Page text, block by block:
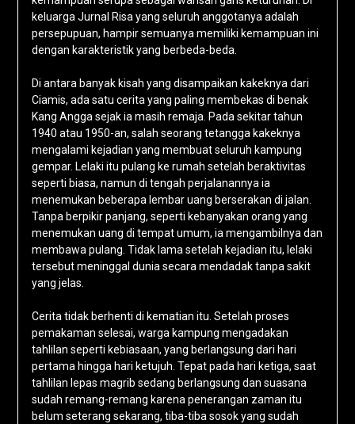
keluarga Jurnal Risa yang seluruh anggotanya adalah
persepupuan, hampir semuanya memiliki kemampuan ini
dengan karakteristik yang berbeda-beda.
Di antara banyak kisah yang disampaikan kakeknya dari
Ciamis, ada satu cerita yang paling membekas di benak
Kang Angga sejak ia masih remaja. Pada sekitar tahun
1940 atau 1950-an, salah seorang tetangga kakeknya
mengalami kejadian yang membuat seluruh kampung
gempar. Lelaki itu pulang ke rumah setelah beraktivitas
seperti biasa, namun di tengah perjalanannya ia
menemukan beberapa lembar uang berserakan di jalan.
Tanpa berpikir panjang, seperti kebanyakan orang yang
menemukan uang di tempat umum, ia mengambilnya dan
membawa pulang. Tidak lama setelah kejadian itu, lelaki
tersebut meninggal dunia secara mendadak tanpa sakit
yang jelas.
Cerita tidak berhenti di kematian itu. Setelah proses
pemakaman selesai, warga kampung mengadakan
tahlilan seperti kebiasaan, yang berlangsung dari hari
pertama hingga hari ketujuh. Tepat pada hari ketiga, saat
tahlilan lepas magrib sedang berlangsung dan suasana
sudah remang-remang karena penerangan zaman itu
belum seterang sekarang, tiba-tiba sosok yang sudah